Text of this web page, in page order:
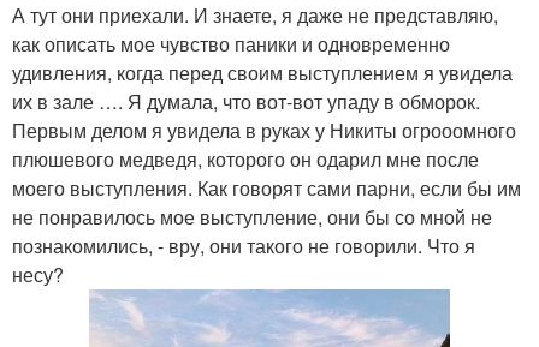
А тут они приехали. И знаете, я даже не представляю,
как описать мое чувство паники и одновременно
удивления, когда перед своим выступлением я увидела
их в зале …. Я думала, что вот-вот упаду в обморок.
Первым делом я увидела в руках у Никиты огрооомного
плюшевого медведя, которого он одарил мне после
моего выступления. Как говорят сами парни, если бы им
не понравилось мое выступление, они бы со мной не
познакомились, - вру, они такого не говорили. Что я
несу?